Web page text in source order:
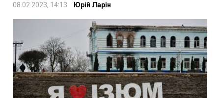
08.02.2023, 14:13 Юрій Ларін